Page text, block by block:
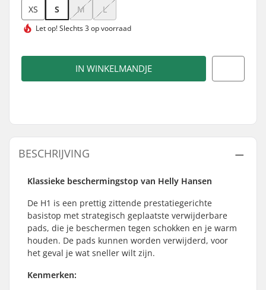
XS S M L
Let op!Slechts 3 op voorraad
IN WINKELMANDJE
BESCHRIJVING
Klassieke beschermingstop van Helly Hansen
De H1 is een prettig zittende prestatiegerichte
basistop met strategisch geplaatste verwijderbare
pads, die je beschermen tegen schokken en je warm
houden. De pads kunnen worden verwijderd, voor
het geval je wat sneller wilt zijn.
Kenmerken: